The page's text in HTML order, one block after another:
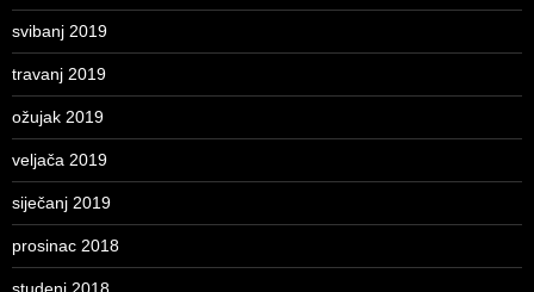
svibanj 2019
travanj 2019
ožujak 2019
veljača 2019
siječanj 2019
prosinac 2018